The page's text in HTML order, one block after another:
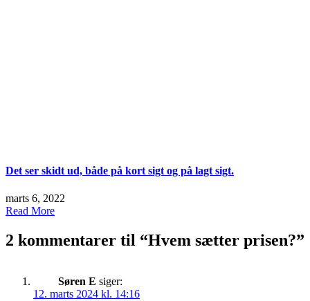
Det ser skidt ud, både på kort sigt og på lagt sigt.
marts 6, 2022
Read More
2 kommentarer til “Hvem sætter prisen?”
Søren E siger:
12. marts 2024 kl. 14:16